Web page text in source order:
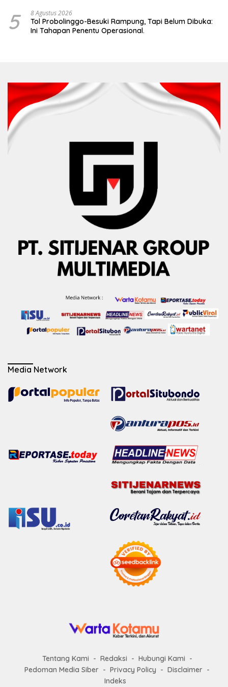
5 8 Agustus 2026
Tol Probolinggo-Besuki Rampung, Tapi Belum Dibuka:
Ini Tahapan Penentu Operasional.
Media Network
Tentang Kami Redaksi
Hubungi Kami
Pedoman Media Siber
Privacy Policy
Disclaimer
Indeks